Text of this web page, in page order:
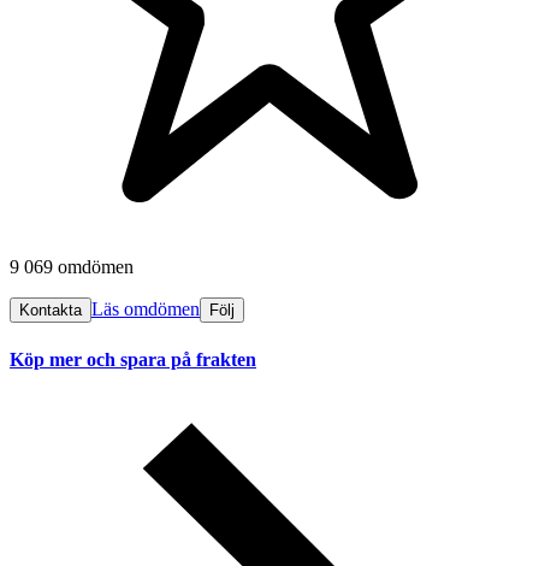
9 069 omdömen
Kontakta Läs omdömen Följ
Köp mer och spara på frakten